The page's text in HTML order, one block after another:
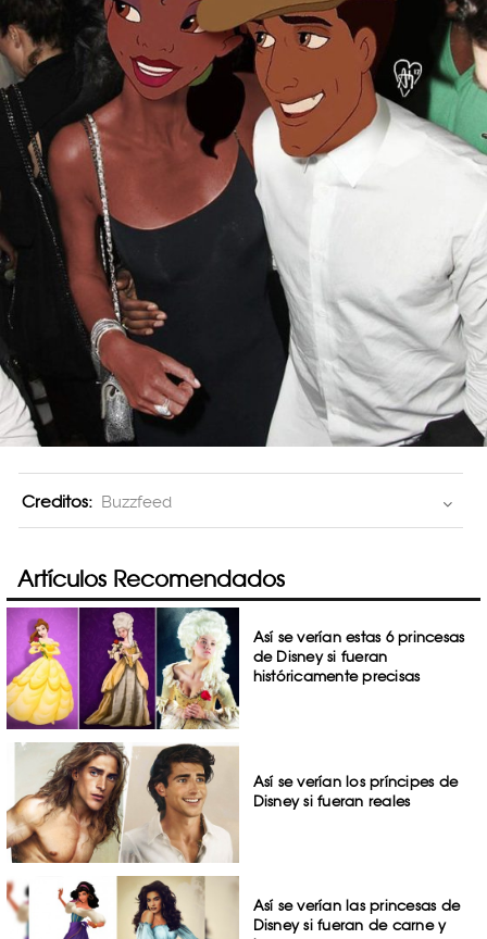
Creditos: Buzzfeed
Artículos Recomendados
Así se verían estas 6 princesas
de Disney si fueran
históricamente precisas
Así se verían los príncipes de
Disney si fueran reales
Así se verían las princesas de
Disney si fueran de carne y